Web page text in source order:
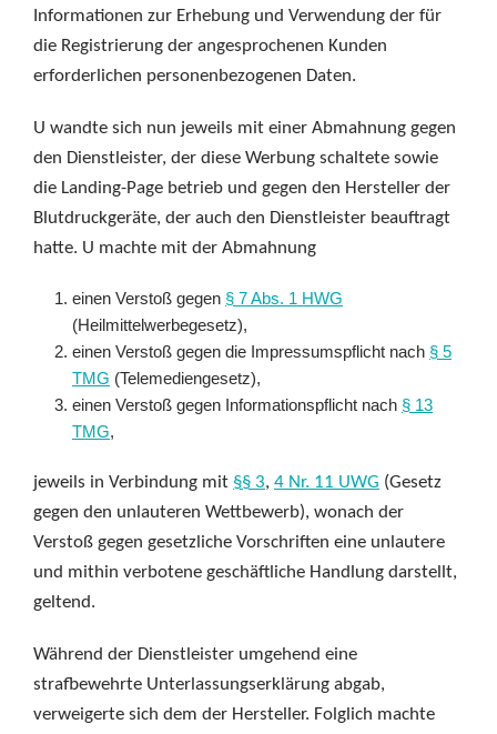
Informationen zur Erhebung und Verwendung der für
die Registrierung der angesprochenen Kunden
erforderlichen personenbezogenen Daten.
U wandte sich nun jeweils mit einer Abmahnung gegen
den Dienstleister, der diese Werbung schaltete sowie
die Landing-Page betrieb und gegen den Hersteller der
Blutdruckgeräte, der auch den Dienstleister beauftragt
hatte. U machte mit der Abmahnung
einen Verstoß gegen § 7 Abs. 1 HWG
(Heilmittelwerbegesetz),
einen Verstoß gegen die Impressumspflicht nach § 5
TMG (Telemediengesetz),
einen Verstoß gegen Informationspflicht nach § 13
TMG,
jeweils in Verbindung mit §§ 3, 4 Nr. 11 UWG (Gesetz
gegen den unlauteren Wettbewerb), wonach der
Verstoß gegen gesetzliche Vorschriften eine unlautere
und mithin verbotene geschäftliche Handlung darstellt,
geltend.
Während der Dienstleister umgehend eine
strafbewehrte Unterlassungserklärung abgab,
verweigerte sich dem der Hersteller. Folglich machte